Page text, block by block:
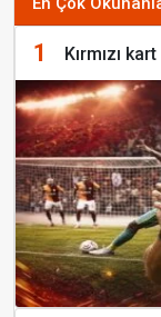
1 Kırmızı